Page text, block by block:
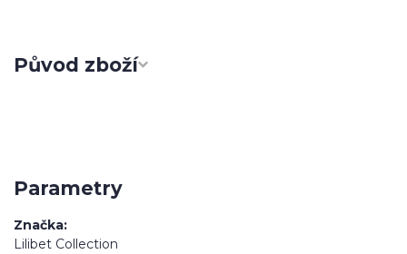
Původ zboží
Parametry
Značka
Lilibet Collection